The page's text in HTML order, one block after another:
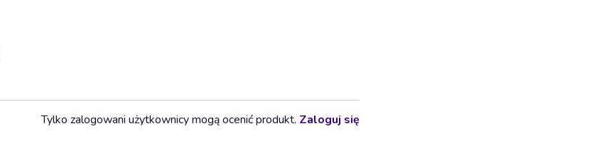
Tylko zalogowani użytkownicy mogą ocenić produkt. Zaloguj się